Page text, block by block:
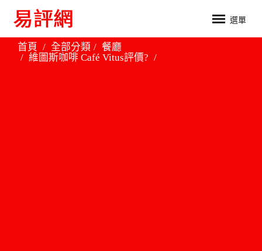
選單
首頁 全部分類
餐廳
維圖斯咖啡 Café Vitus評價?